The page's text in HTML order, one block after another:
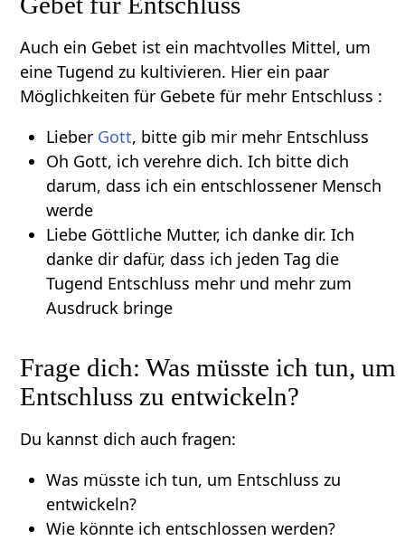
Auch ein Gebet ist ein machtvolles Mittel, um
eine Tugend zu kultivieren. Hier ein paar
Möglichkeiten für Gebete für mehr Entschluss :
Lieber Gott, bitte gib mir mehr Entschluss
Oh Gott, ich verehre dich. Ich bitte dich
darum, dass ich ein entschlossener Mensch
werde
Liebe Göttliche Mutter, ich danke dir. Ich
danke dir dafür, dass ich jeden Tag die
Tugend Entschluss mehr und mehr zum
Ausdruck bringe
Frage dich: Was müsste ich tun, um
Entschluss zu entwickeln?
Du kannst dich auch fragen:
Was müsste ich tun, um Entschluss zu
entwickeln?
Wie könnte ich entschlossen werden?